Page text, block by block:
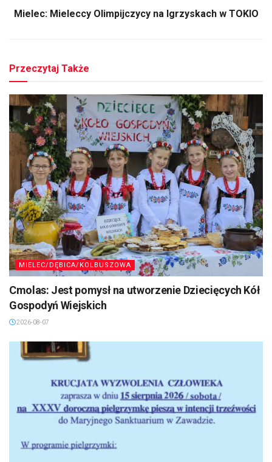
Mielec: Mieleccy Olimpijczycy na Igrzyskach w TOKIO
Przeczytaj Także
MIELEC/DĘBICA/KOLBUSZOWA
Cmolas: Jest pomysł na utworzenie Dziecięcych Kół
Gospodyń Wiejskich
2026-08-07